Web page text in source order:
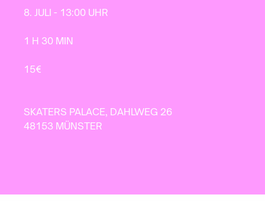
8. JULI - 13:00 UHR
1 H 30 MIN
15€
SKATERS PALACE, DAHLWEG 26
48153 MÜNSTER